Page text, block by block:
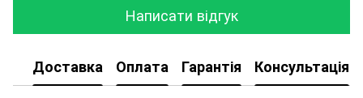
Написати відгук
Доставка Оплата Гарантія Консультація